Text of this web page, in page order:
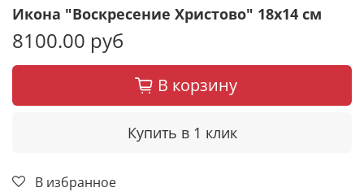
Икона "Воскресение Христово" 18х14 см
8100.00 руб
В корзину
Купить в 1 клик
В избранное